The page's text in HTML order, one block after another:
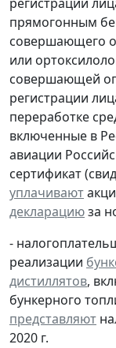
прямогонным
совершающего
или
совершающей
регистрации
переработке
включенные в
авиации
сертификат
уплачивают
декларациюза
-
реализации
дистиллятов,
бункерного
представляют
2020 г.